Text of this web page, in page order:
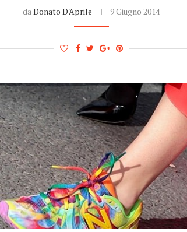
daDonato D'Aprile 9 Giugno 2014